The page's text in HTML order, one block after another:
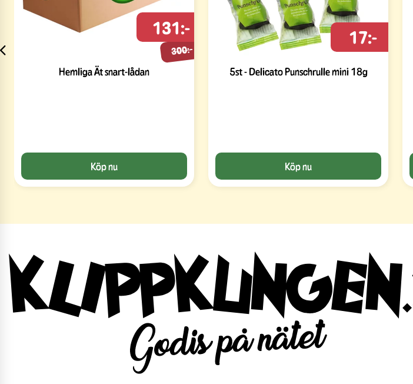
Hemliga Ät snart-lådan
300:-
131:-
Köp nu
5st - Delicato Punschrulle mini 18g
17:-
Köp nu